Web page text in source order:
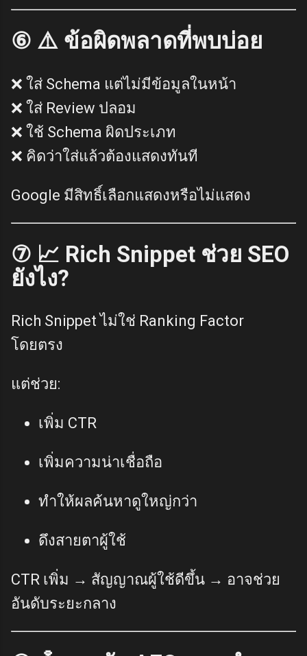
⑥ ⚠️ ข้อผิดพลาดที่พบบ่อย
❌ ใส่ Schema แต่ไม่มีข้อมูลในหน้า
❌ ใส่ Review ปลอม
❌ ใช้ Schema ผิดประเภท
❌ คิดว่าใส่แล้วต้องแสดงทันที
Google มีสิทธิ์เลือกแสดงหรือไม่แสดง
⑦ 📈 Rich Snippet ช่วย SEO
ยังไง?
Rich Snippet ไม่ใช่ Ranking Factor
โดยตรง
แต่ช่วย:
เพิ่ม CTR
เพิ่มความน่าเชื่อถือ
ทำให้ผลค้นหาดูใหญ่กว่า
ดึงสายตาผู้ใช้
CTR เพิ่ม → สัญญาณผู้ใช้ดีขึ้น → อาจช่วย
อันดับระยะกลาง